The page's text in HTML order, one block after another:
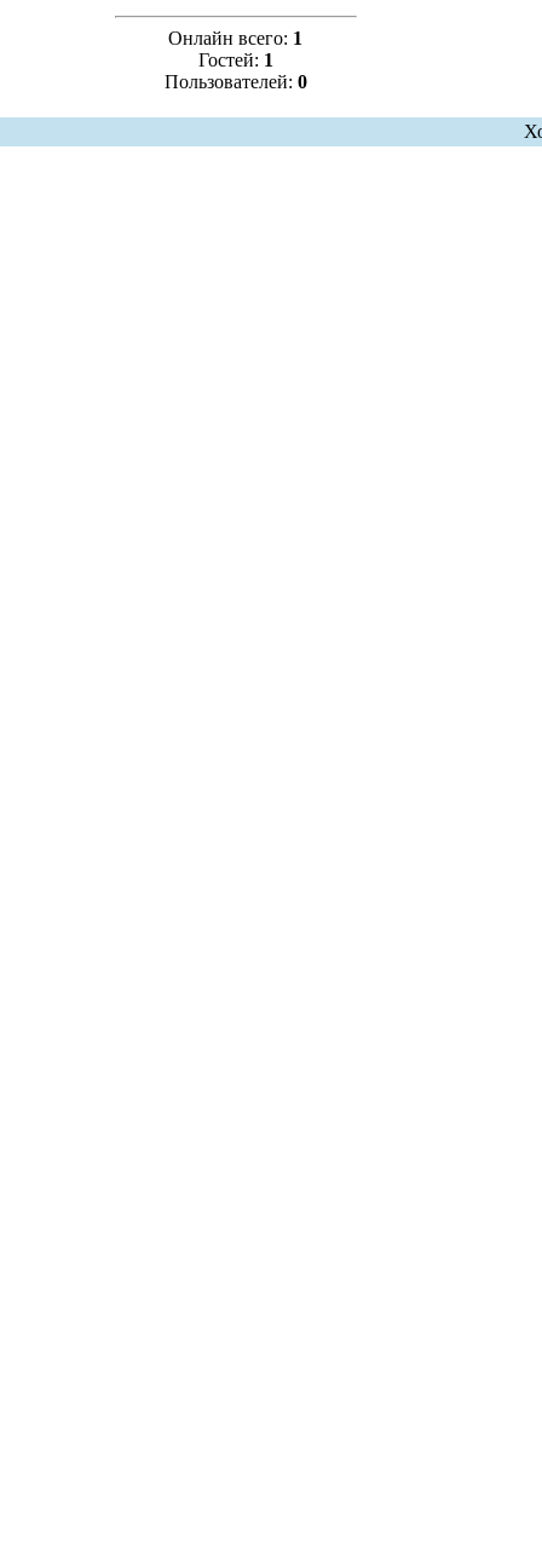
Онлайн всего: 1
Гостей: 1
Пользователей: 0